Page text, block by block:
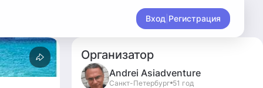
Вход Регистрация
Организатор
Andrei Asiadventure
Санкт-Петербург 51 год